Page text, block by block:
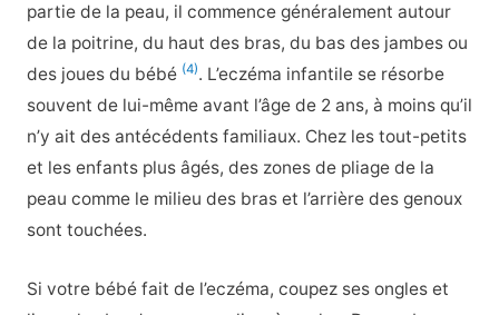
partie de la peau, il commence généralement autour
de la poitrine, du haut des bras, du bas des jambes ou
des joues du bébé (4). L’eczéma infantile se résorbe
souvent de lui-même avant l’âge de 2 ans, à moins qu’il
n’y ait des antécédents familiaux. Chez les tout-petits
et les enfants plus âgés, des zones de pliage de la
peau comme le milieu des bras et l’arrière des genoux
sont touchées.
Si votre bébé fait de l’eczéma, coupez ses ongles et